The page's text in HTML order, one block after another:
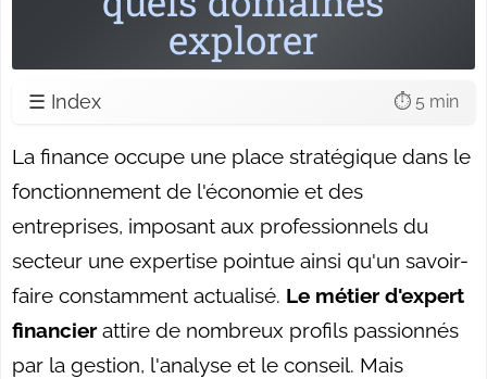
explorer
☰ Index ⏱️ 5 min
La finance occupe une place stratégique dans le
fonctionnement de l'économie et des
entreprises, imposant aux professionnels du
secteur une expertise pointue ainsi qu'un savoir-
faire constamment actualisé. Le métier d'expert
financierattire de nombreux profils passionnés
par la gestion, l'analyse et le conseil. Mais